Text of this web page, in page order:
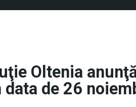
Oltenia
de 26